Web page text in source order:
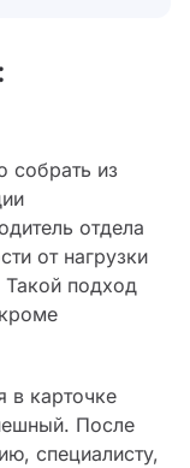
собрать из
отдела
от нагрузки
подход
в карточке
После
специалисту,